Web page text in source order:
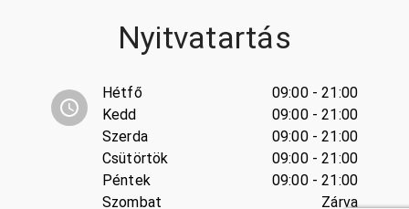
Nyitvatartás
Hétfő
Kedd
Szerda
Csütörtök
Péntek
Szombat
09:00 - 21:00
09:00 - 21:00
09:00 - 21:00
09:00 - 21:00
09:00 - 21:00
Zárva